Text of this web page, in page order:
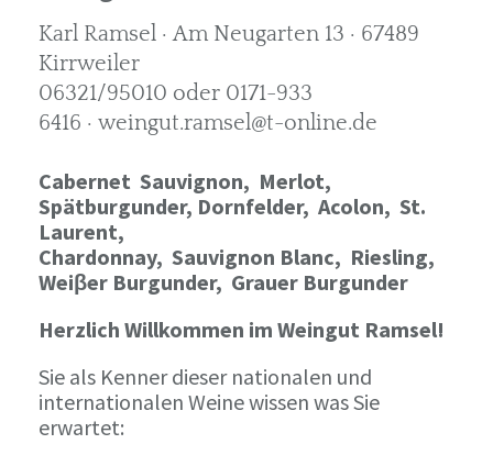
Karl Ramsel · Am Neugarten 13 · 67489
Kirrweiler
06321/95010 oder 0171-933
6416 · weingut.ramsel@t-online.de
Cabernet Sauvignon, Merlot,
Spätburgunder, Dornfelder, Acolon, St.
Laurent,
Chardonnay, Sauvignon Blanc, Riesling,
Weiβer Burgunder, Grauer Burgunder
Herzlich Willkommen im Weingut Ramsel!
Sie als Kenner dieser nationalen und
internationalen Weine wissen was Sie
erwartet: